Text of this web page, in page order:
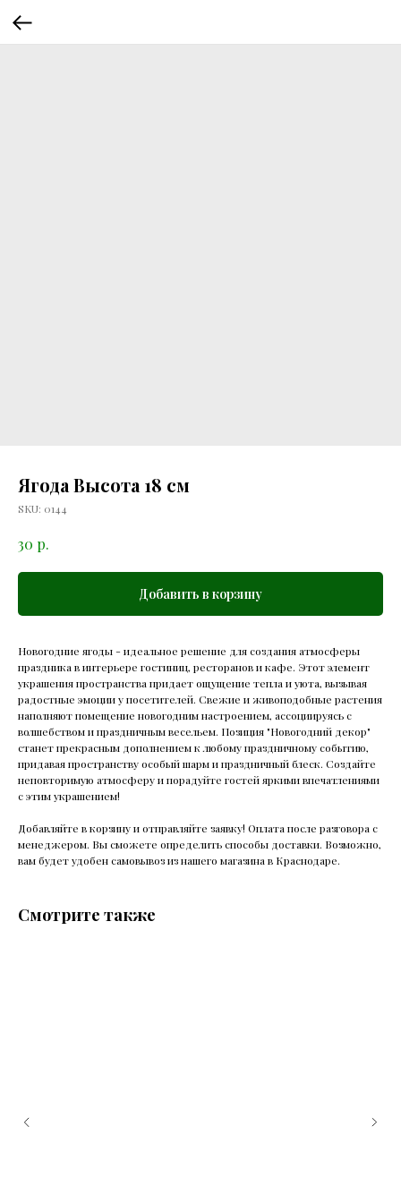
Ягода Высота 18 см
SKU: 0144
30 р.
Добавить в корзину
Новогодние ягоды - идеальное решение для создания атмосферы
праздника в интерьере гостиниц, ресторанов и кафе. Этот элемент
украшения пространства придает ощущение тепла и уюта, вызывая
радостные эмоции у посетителей. Свежие и живоподобные растения
наполняют помещение новогодним настроением, ассоциируясь с
волшебством и праздничным весельем. Позиция "Новогодний декор"
станет прекрасным дополнением к любому праздничному событию,
придавая пространству особый шарм и праздничный блеск. Создайте
неповторимую атмосферу и порадуйте гостей яркими впечатлениями
с этим украшением!
Добавляйте в корзину и отправляйте заявку! Оплата после разговора с
менеджером. Вы сможете определить способы доставки. Возможно,
вам будет удобен самовывоз из нашего магазина в Краснодаре.
Смотрите также